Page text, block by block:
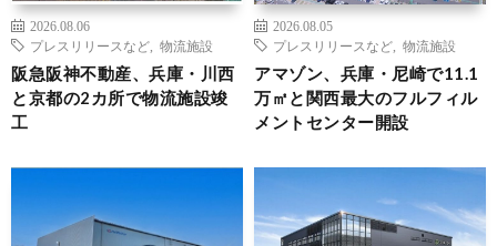
2026.08.06
プレスリリースなど
物流施設
阪急阪神不動産、兵庫・川西
と京都の2カ所で物流施設竣
工
2026.08.05
プレスリリースなど
物流施設
アマゾン、兵庫・尼崎で11.1
万㎡と関西最大のフルフィル
メントセンター開設